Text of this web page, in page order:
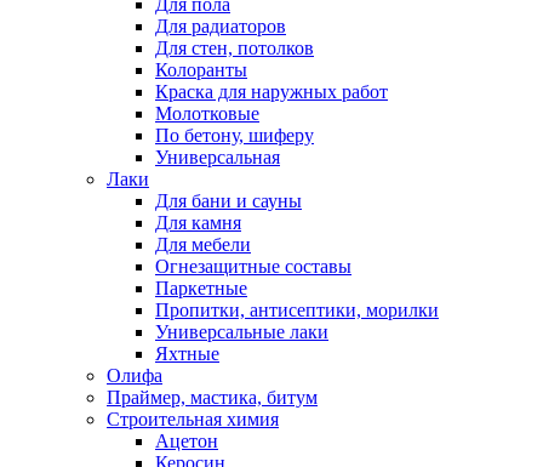
Для радиаторов
Для стен, потолков
Колоранты
Краска для наружных работ
Молотковые
По бетону, шиферу
Универсальная
Лаки
Для бани и сауны
Для камня
Для мебели
Огнезащитные составы
Паркетные
Пропитки, антисептики, морилки
Универсальные лаки
Яхтные
Олифа
Праймер, мастика, битум
Строительная химия
Ацетон
Керосин